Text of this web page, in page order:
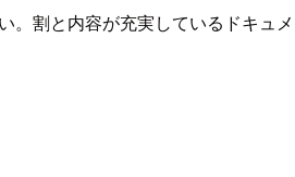
。割と内容が充実しているドキュ